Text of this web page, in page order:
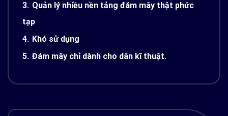
3. Quản lý nhiều nền tảng đám mây thật phức
tạp
4. Khó sử dụng
5. Đám mây chỉ dành cho dân kĩ thuật.